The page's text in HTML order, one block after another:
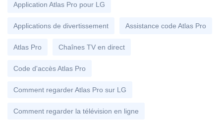
Application Atlas Pro pour LG
Applications de divertissement Assistance code Atlas Pro
Atlas Pro Chaînes TV en direct
Code d'accès Atlas Pro
Comment regarder Atlas Pro sur LG
Comment regarder la télévision en ligne